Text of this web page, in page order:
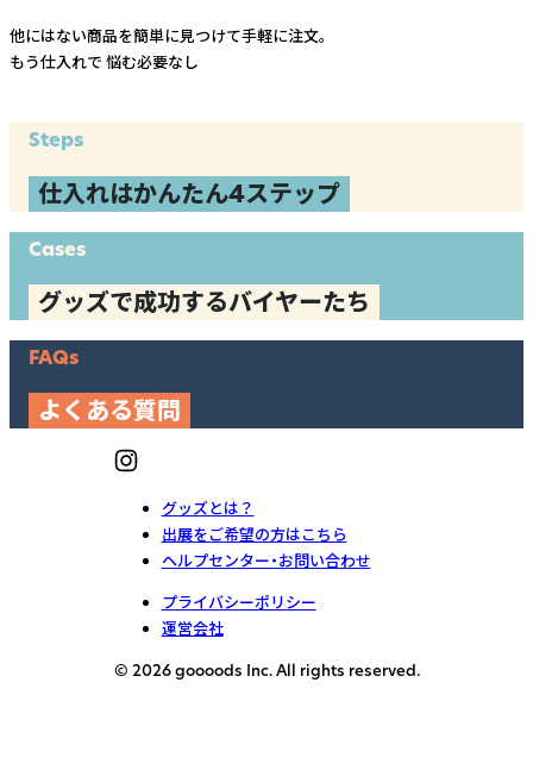
他にはない商品を簡単に見つけて手軽に注文。
もう仕入れで 悩む必要なし
Steps
仕入れはかんたん4ステップ
Cases
グッズで成功するバイヤーたち
FAQs
よくある質問
グッズとは？
出展をご希望の方はこちら
ヘルプセンター・お問い合わせ
プライバシーポリシー
運営会社
© 2026 goooods Inc. All rights reserved.